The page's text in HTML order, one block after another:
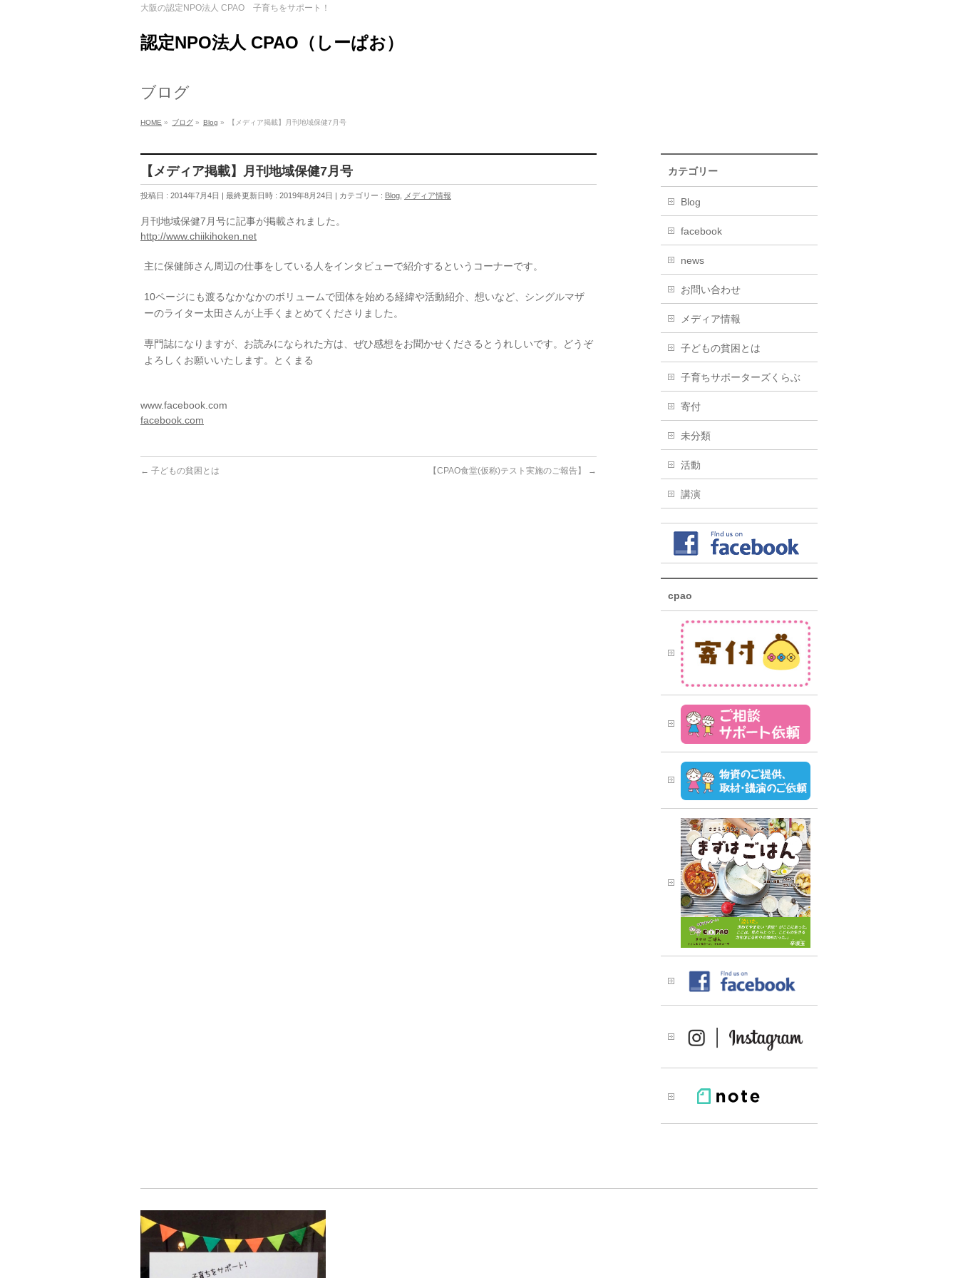
大阪の認定NPO法人 CPAO 子育ちをサポート！
認定NPO法人 CPAO（しーぱお）
ブログ
HOME » ブログ » Blog » 【メディア掲載】月刊地域保健7月号
【メディア掲載】月刊地域保健7月号
投稿日 : 2014年7月4日 最終更新日時 : 2019年8月24日 カテゴリー : Blog メディア情報
月刊地域保健7月号に記事が掲載されました。
http://www.chiikihoken.net
主に保健師さん周辺の仕事をしている人をインタビューで紹介するというコーナーです。
10ページにも渡るなかなかのボリュームで団体を始める経緯や活動紹介、想いなど、シングルマザ
ーのライター太田さんが上手くまとめてくださりました。
専門誌になりますが、お読みになられた方は、ぜひ感想をお聞かせくださるとうれしいです。どうぞ
よろしくお願いいたします。とくまる
www.facebook.com
facebook.com
← 子どもの貧困とは 【CPAO食堂(仮称)テスト実施のご報告】 →
カテゴリー
Blog
facebook
news
お問い合わせ
メディア情報
子どもの貧困とは
子育ちサポーターズくらぶ
寄付
未分類
活動
講演
cpao